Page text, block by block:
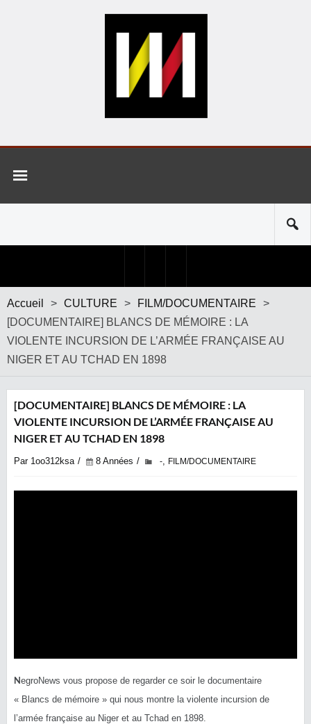
Accueil > CULTURE > FILM/DOCUMENTAIRE
>
‎[DOCUMENTAIRE] BLANCS DE MÉMOIRE : LA
VIOLENTE INCURSION DE L’ARMÉE FRANÇAISE AU
NIGER ET AU TCHAD EN 1898
‎[DOCUMENTAIRE] BLANCS DE MÉMOIRE : LA
VIOLENTE INCURSION DE L’ARMÉE FRANÇAISE AU
NIGER ET AU TCHAD EN 1898
Par 1oo312ksa 8 Années -, FILM/DOCUMENTAIRE
NegroNews vous propose de regarder ce soir le documentaire
« Blancs de mémoire » qui nous montre la violente incursion de
l’armée française au Niger et au Tchad en 1898.